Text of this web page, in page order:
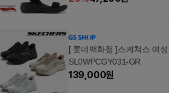
[ 롯데백화점 ]스케쳐스 여
SL0WPCGY031-GR
139,000원